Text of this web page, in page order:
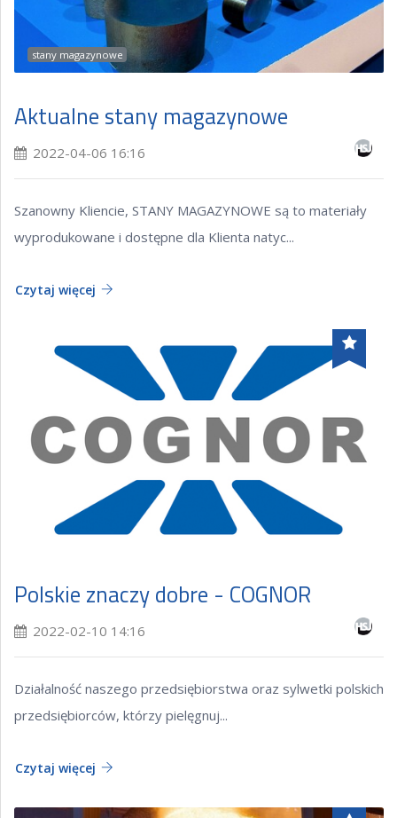
stany magazynowe
Aktualne stany magazynowe
2022-04-06 16:16
Szanowny Kliencie, STANY MAGAZYNOWE są to materiały
wyprodukowane i dostępne dla Klienta natyc...
Czytaj więcej
Polskie znaczy dobre - COGNOR
2022-02-10 14:16
Działalność naszego przedsiębiorstwa oraz sylwetki polskich
przedsiębiorców, którzy pielęgnuj...
Czytaj więcej